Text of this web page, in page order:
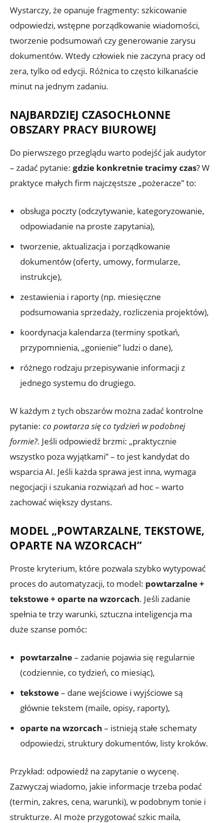
Wystarczy, że opanuje fragmenty: szkicowanie
odpowiedzi, wstępne porządkowanie wiadomości,
tworzenie podsumowań czy generowanie zarysu
dokumentów. Wtedy człowiek nie zaczyna pracy od
zera, tylko od edycji. Różnica to często kilkanaście
minut na jednym zadaniu.
NAJBARDZIEJ CZASOCHŁONNE
OBSZARY PRACY BIUROWEJ
Do pierwszego przeglądu warto podejść jak audytor
– zadać pytanie: gdzie konkretnie tracimy czas? W
praktyce małych firm najczęstsze „pożeracze” to:
obsługa poczty (odczytywanie, kategoryzowanie,
odpowiadanie na proste zapytania),
tworzenie, aktualizacja i porządkowanie
dokumentów (oferty, umowy, formularze,
instrukcje),
zestawienia i raporty (np. miesięczne
podsumowania sprzedaży, rozliczenia projektów),
koordynacja kalendarza (terminy spotkań,
przypomnienia, „gonienie” ludzi o dane),
różnego rodzaju przepisywanie informacji z
jednego systemu do drugiego.
W każdym z tych obszarów można zadać kontrolne
pytanie: co powtarza się co tydzień w podobnej
formie?. Jeśli odpowiedź brzmi: „praktycznie
wszystko poza wyjątkami” – to jest kandydat do
wsparcia AI. Jeśli każda sprawa jest inna, wymaga
negocjacji i szukania rozwiązań ad hoc – warto
zachować większy dystans.
MODEL „POWTARZALNE, TEKSTOWE,
OPARTE NA WZORCACH”
Proste kryterium, które pozwala szybko wytypować
proces do automatyzacji, to model: powtarzalne +
tekstowe + oparte na wzorcach. Jeśli zadanie
spełnia te trzy warunki, sztuczna inteligencja ma
duże szanse pomóc:
powtarzalne– zadanie pojawia się regularnie
(codziennie, co tydzień, co miesiąc),
tekstowe– dane wejściowe i wyjściowe są
głównie tekstem (maile, opisy, raporty),
oparte na wzorcach – istnieją stałe schematy
odpowiedzi, struktury dokumentów, listy kroków.
Przykład: odpowiedź na zapytanie o wycenę.
Zazwyczaj wiadomo, jakie informacje trzeba podać
(termin, zakres, cena, warunki), w podobnym tonie i
strukturze. AI może przygotować szkic maila,